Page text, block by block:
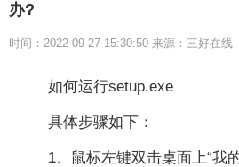
办?
时间：2022-09-27 15:30:50 来源：三好在线
如何运行setup.exe
具体步骤如下：
1、鼠标左键双击桌面上“我